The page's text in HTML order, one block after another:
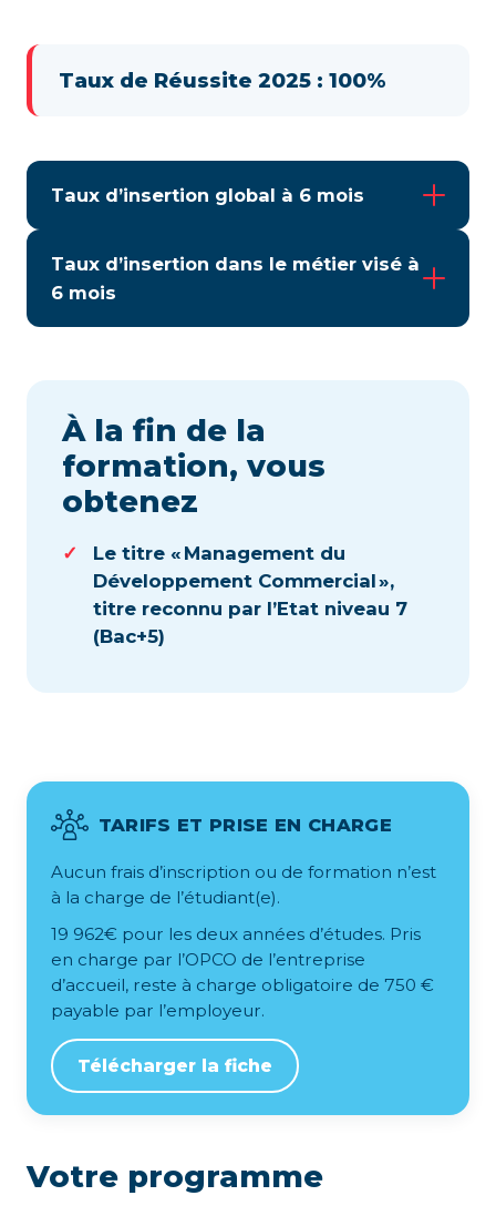
Taux de Réussite 2025 : 100%
Taux d’insertion global à 6 mois
Taux d’insertion dans le métier visé à
6 mois
À la fin de la
formation, vous
obtenez
Le titre « Management du
Développement Commercial »,
titre reconnu par l’Etat niveau 7
(Bac+5)
TARIFS ET PRISE EN CHARGE
Aucun frais d’inscription ou de formation n’est
à la charge de l’étudiant(e).
19 962€ pour les deux années d’études. Pris
en charge par l’OPCO de l’entreprise
d’accueil, reste à charge obligatoire de 750 €
payable par l’employeur.
Télécharger la fiche
Votre programme